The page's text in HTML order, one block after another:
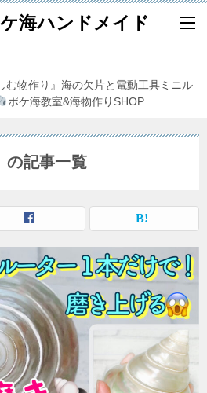
海ハンドメイド
む物作り』海の欠片と電動工具ミニル
ポケ海教室&海物作りSHOP
の記事一覧